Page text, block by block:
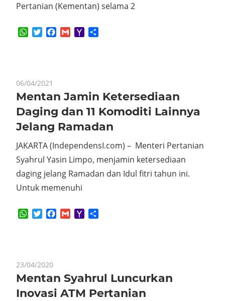
Pertanian (Kementan) selama 2
WhatsApp
TwitterFacebook
GmailYahoo
06/04/2021
Mentan Jamin Ketersediaan
Daging dan 11 Komoditi Lainnya
Jelang Ramadan
JAKARTA (IndependensI.com) – Menteri Pertanian
Syahrul Yasin Limpo, menjamin ketersediaan
daging jelang Ramadan dan Idul fitri tahun ini.
Untuk memenuhi
WhatsApp
TwitterFacebook
GmailYahoo
23/04/2020
Mentan Syahrul Luncurkan
Inovasi ATM Pertanian